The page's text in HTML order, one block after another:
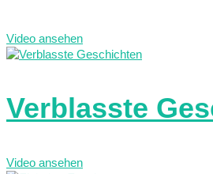
Video ansehen
Verblasste
Video ansehen